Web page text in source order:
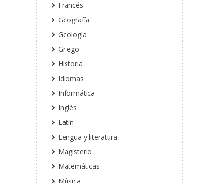
Francés
Geografía
Geología
Griego
Historia
Idiomas
Informática
Inglés
Latín
Lengua y literatura
Magisterio
Matemáticas
Música